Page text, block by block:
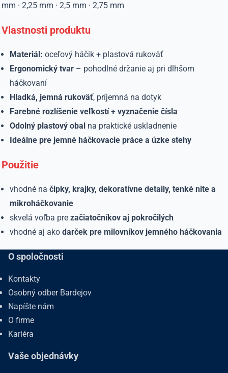
mm · 2,25 mm · 2,5 mm · 2,75 mm
Vlastnosti produktu
Materiál: oceľový háčik + plastová rukoväť
Ergonomický tvar – pohodlné držanie aj pri dlhšom
háčkovaní
Hladká, jemná rukoväť, príjemná na dotyk
Farebné rozlíšenie veľkostí + vyznačenie čísla
Odolný plastový obal na praktické uskladnenie
Ideálne pre jemné háčkovacie práce a úzke stehy
Použitie
vhodné načipky, krajky, dekoratívne detaily, tenké nite a
mikroháčkovanie
skvelá voľba prezačiatočníkov aj pokročilých
vhodné aj akodarček pre milovníkov jemného háčkovania
O spoločnosti
Kontakty
Osobný odber Bardejov
Napíšte nám
O firme
Kariéra
Vaše objednávky